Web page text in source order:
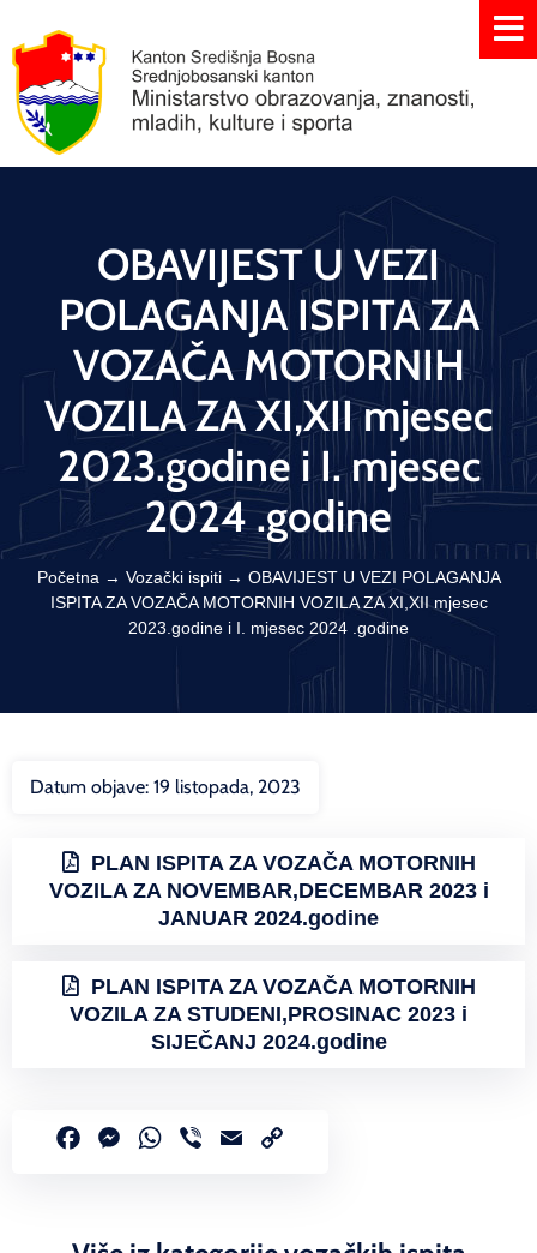
OBAVIJEST U VEZI
POLAGANJA ISPITA ZA
VOZAČA MOTORNIH
VOZILA ZA XI,XII mjesec
2023.godine i I. mjesec
2024 .godine
Početna → Vozački ispiti→ OBAVIJEST U VEZI POLAGANJA
ISPITA ZA VOZAČA MOTORNIH VOZILA ZA XI,XII mjesec
2023.godine i I. mjesec 2024 .godine
Datum objave: 19 listopada, 2023
PLAN ISPITA ZA VOZAČA MOTORNIH
VOZILA ZA NOVEMBAR,DECEMBAR 2023 i
JANUAR 2024.godine
PLAN ISPITA ZA VOZAČA MOTORNIH
VOZILA ZA STUDENI,PROSINAC 2023 i
SIJEČANJ 2024.godine
FacebookMessenger
WhatsApp
Viber Email